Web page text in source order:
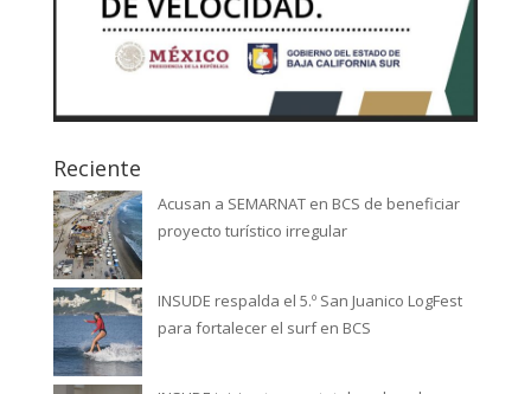
Reciente
Acusan a SEMARNAT en BCS de beneficiar
proyecto turístico irregular
INSUDE respalda el 5.º San Juanico LogFest
para fortalecer el surf en BCS